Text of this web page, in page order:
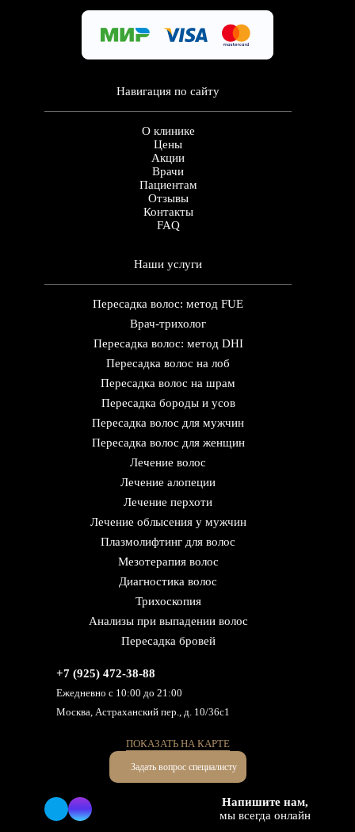
Навигация по сайту
О клинике
Цены
Акции
Врачи
Пациентам
Отзывы
Контакты
FAQ
Наши услуги
Пересадка волос: метод FUE
Врач-трихолог
Пересадка волос: метод DHI
Пересадка волос на лоб
Пересадка волос на шрам
Пересадка бороды и усов
Пересадка волос для мужчин
Пересадка волос для женщин
Лечение волос
Лечение алопеции
Лечение перхоти
Лечение облысения у мужчин
Плазмолифтинг для волос
Мезотерапия волос
Диагностика волос
Трихоскопия
Анализы при выпадении волос
Пересадка бровей
+7 (925) 472-38-88
Ежедневно с 10:00 до 21:00
Москва, Астраханский пер., д. 10/36с1
ПОКАЗАТЬ НА КАРТЕ
Задать вопрос специалисту
Напишите нам,
мы всегда онлайн